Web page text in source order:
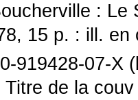
: Le
15 p. : ill. en
919428-07-X
Titre de la couv